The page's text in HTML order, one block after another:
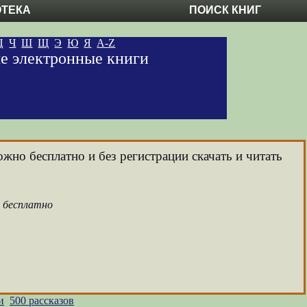
ПОИСК КНИГ
Ч Ш Щ Э Ю Я A-Z
электронные книги
бесплатно и без регистрации скачать и читать
бесплатно
500 рассказов